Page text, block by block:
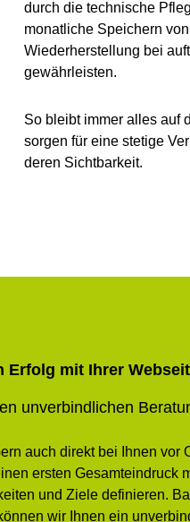
durch die technische
monatliche Speichern
Wiederherstellung bei
gewährleisten.
So bleibt immer alles auf
sorgen für eine stetige
deren Sichtbarkeit.
Erfolg mit Ihrer
unverbindlichen
auch direkt bei Ihnen vor
ersten Gesamteindruck
und Ziele definieren.
wir Ihnen ein